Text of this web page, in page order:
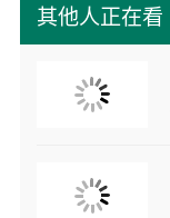
其他人正在看